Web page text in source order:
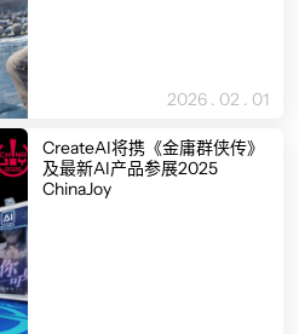
2026 . 02 . 01
CreateAI将携《金庸群侠传》
及最新AI产品参展2025
ChinaJoy